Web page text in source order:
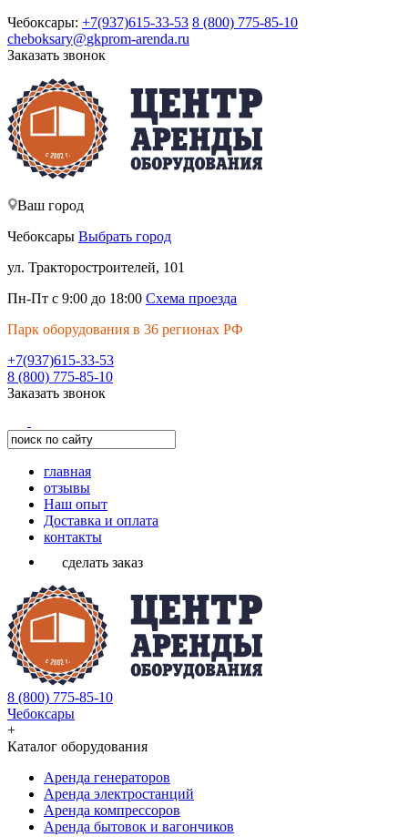
Чебоксары: +7(937)615-33-53 8 (800) 775-85-10
cheboksary@gkprom-arenda.ru
Заказать звонок
Ваш город
Чебоксары Выбрать город
ул. Тракторостроителей, 101
Пн-Пт с 9:00 до 18:00 Схема проезда
Парк оборудования в 36 регионах РФ
+7(937)615-33-53
8 (800) 775-85-10
Заказать звонок
главная
отзывы
Наш опыт
Доставка и оплата
контакты
сделать заказ
8 (800) 775-85-10
Чебоксары
+
Каталог оборудования
Аренда генераторов
Аренда электростанций
Аренда компрессоров
Аренда бытовок и вагончиков